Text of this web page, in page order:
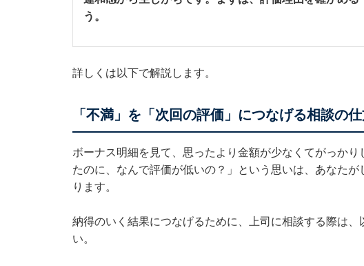
う。
詳しくは以下で解説します。
「不満」を「次回の評価」につなげる相談の
ボーナス明細を見て、思ったより金額が少なくてがっか
たのに、なんで評価が低いの？」という思いは、あなた
ります。
納得のいく結果につなげるために、上司に相談する際は
い。